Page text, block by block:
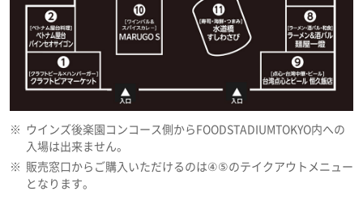
※ ウインズ後楽園コンコース側からFOODSTADIUMTOKYO内への
入場は出来ません。
※ 販売窓口からご購入いただけるのは④⑤のテイクアウトメニュー
となります。